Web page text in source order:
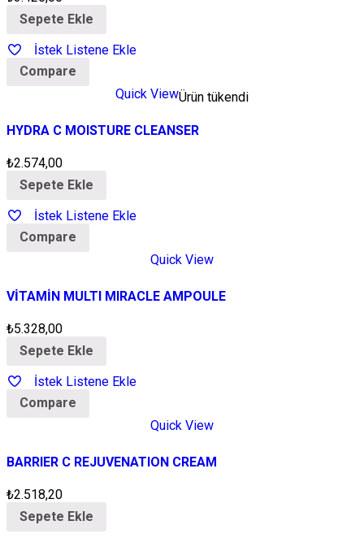
Sepete Ekle
İstek Listene Ekle
Compare
Quick ViewÜrün tükendi
HYDRA C MOISTURE CLEANSER
₺2.574,00
Sepete Ekle
İstek Listene Ekle
Compare
Quick View
VİTAMİN MULTI MIRACLE AMPOULE
₺5.328,00
Sepete Ekle
İstek Listene Ekle
Compare
Quick View
BARRIER C REJUVENATION CREAM
₺2.518,20
Sepete Ekle